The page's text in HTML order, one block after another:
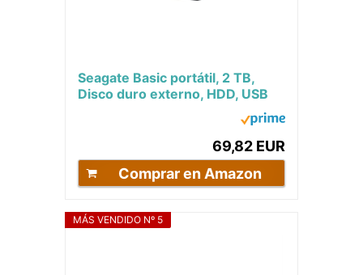
Seagate Basic portátil, 2 TB,
Disco duro externo, HDD, USB
69,82 EUR
Comprar en Amazon
MÁS VENDIDO Nº 5